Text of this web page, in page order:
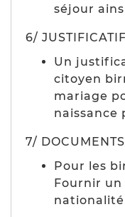
séjour
6/
Un
citoyen
mariage
naissance
7/
Pour les
Fournir